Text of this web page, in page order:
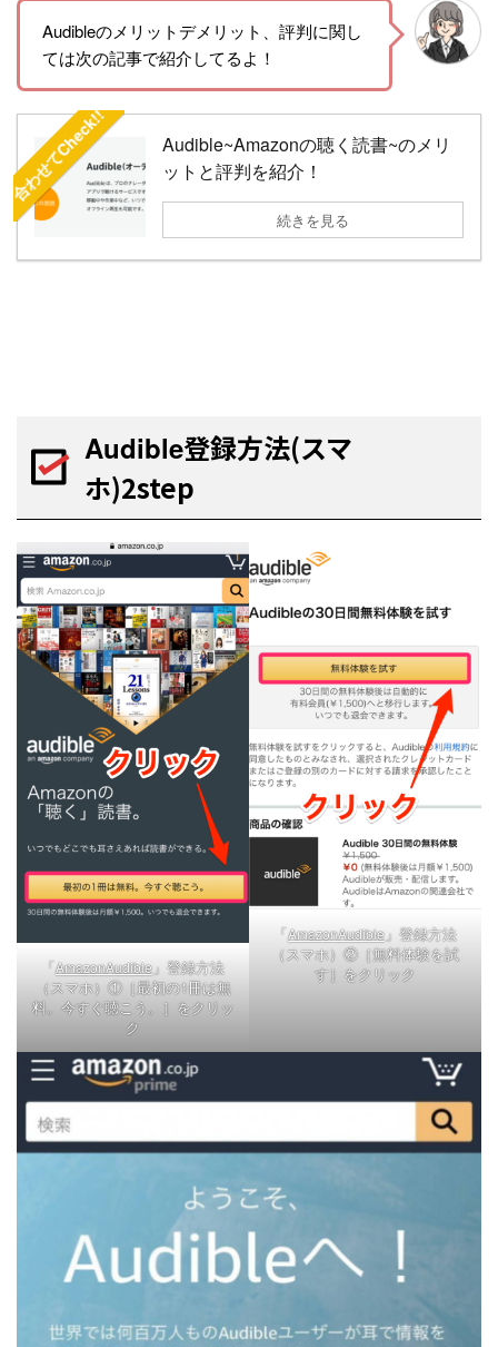
Audibleのメリットデメリット、評判に関し
ては次の記事で紹介してるよ！
合わせてCheck!!
Audible~Amazonの聴く読書~のメリ
ットと評判を紹介！
続きを見る
Audible登録方法(スマ
ホ)2step
「AmazonAudible 」登録方法
（スマホ）①［最初の1冊は無
料。今すぐ聴こう。］をクリッ
ク
「AmazonAudible 」登録方法
（スマホ）②［無料体験を試
す］をクリック